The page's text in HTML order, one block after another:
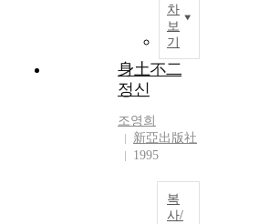
차
보
기
身土不二
정신
조영희
新亞出版社
1995
복
사/